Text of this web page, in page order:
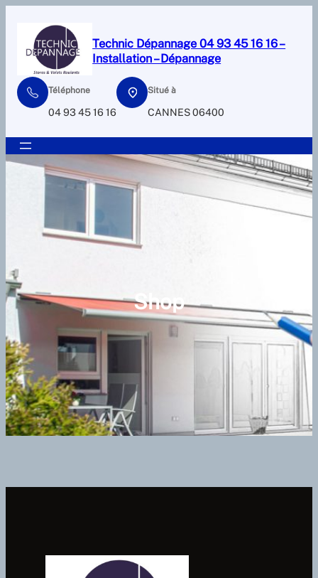
contenu
Technic Dépannage 04 93 45 16 16 –
Installation – Dépannage
Téléphone
04 93 45 16 16
Situé à
CANNES 06400
Shop